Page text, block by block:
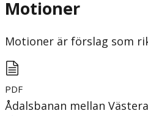
Motioner
Motioner är förslag som
PDF
Ådalsbanan mellan